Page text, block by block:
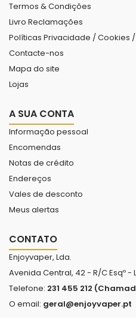
Termos & Condições
Livro Reclamações
Políticas Privacidade / Cookies /
Contacte-nos
Mapa do site
Lojas
A SUA CONTA
Informação pessoal
Encomendas
Notas de crédito
Endereços
Vales de desconto
Meus alertas
CONTATO
Enjoyvaper, Lda.
Avenida Central, 42 - R/C Esqº -
Telefone: 231 455 212
O email: geral@enjoyvaper.pt